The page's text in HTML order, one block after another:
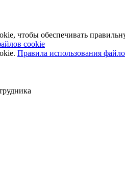
чтобы обеспечивать
cookie
Правила использования